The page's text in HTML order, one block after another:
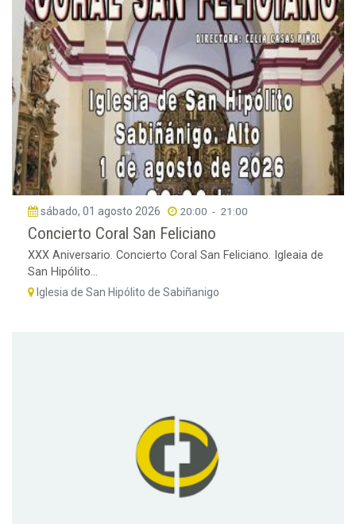
sábado, 01 agosto 2026 20:00 - 21:00
Concierto Coral San Feliciano
XXX Aniversario. Concierto Coral San Feliciano. Igleaia de
San Hipólito...
Iglesia de San Hipólito de Sabiñanigo